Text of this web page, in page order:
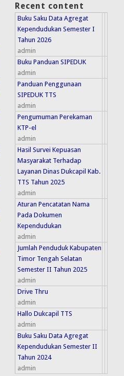
Recent content
Buku Saku Data Agregat
Kependudukan Semester I
Tahun 2026
admin
Buku Panduan SIPEDUK
admin
Panduan Penggunaan
SIPEDUK TTS
admin
Pengumuman Perekaman
KTP-el
admin
Hasil Survei Kepuasan
Masyarakat Terhadap
Layanan Dinas Dukcapil Kab.
TTS Tahun 2025
admin
Aturan Pencatatan Nama
Pada Dokumen
Kependudukan
admin
Jumlah Penduduk Kabupaten
Timor Tengah Selatan
Semester II Tahun 2025
admin
Drive Thru
admin
Hallo Dukcapil TTS
admin
Buku Saku Data Agregat
Kependudukan Semester II
Tahun 2024
admin